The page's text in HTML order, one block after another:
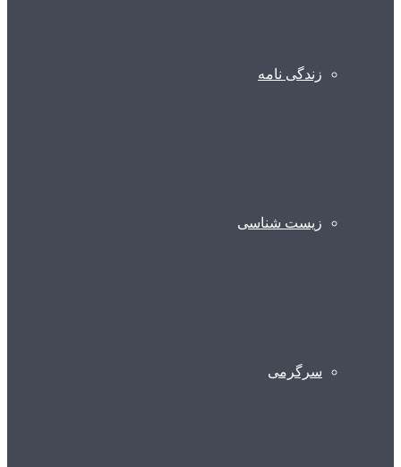
زندگی نامه
زیست شناسی
سرگرمی